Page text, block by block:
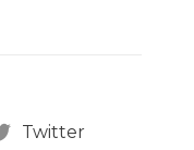
Twitter